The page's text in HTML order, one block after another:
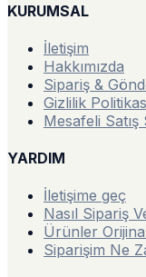
KURUMSAL
İletişim
Hakkımızda
Sipariş &
Gizlilik
Mesafeli Satış
YARDIM
İletişime geç
Nasıl Sipariş
Ürünler
Siparişim Ne